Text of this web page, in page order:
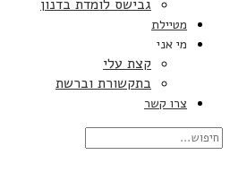
גבישס לומדת בדנון
מטיילת
מי אני
קצת עלי
בתקשורת וברשת
צרו קשר